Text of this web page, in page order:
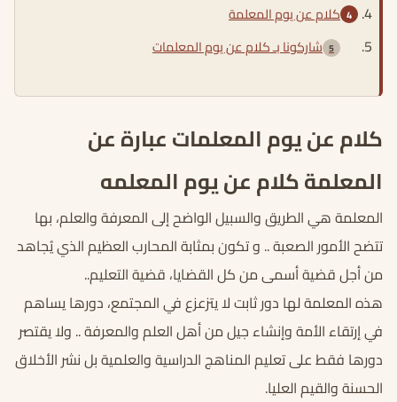
كلام عن يوم المعلمة
شاركونا بـ كلام عن يوم المعلمات
كلام عن يوم المعلمات عبارة عن
المعلمة كلام عن يوم المعلمه
المعلمة هي الطريق والسبيل الواضح إلى المعرفة والعلم، بها
تتضح الأمور الصعبة .. و تكون بمثابة المحارب العظيم الذي يُجاهد
من أجل قضية أسمى من كل القضايا، قضية التعليم..
هذه المعلمة لها دور ثابت لا يتزعزع في المجتمع، دورها يساهم
في إرتقاء الأمة وإنشاء جيل من أهل العلم والمعرفة .. ولا يقتصر
دورها فقط على تعليم المناهج الدراسية والعلمية بل نشر الأخلاق
الحسنة والقيم العليا.